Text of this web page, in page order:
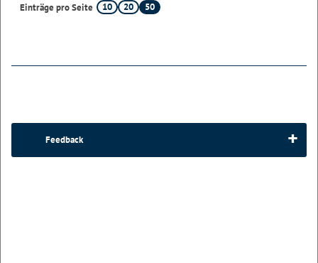
Einträge pro Seite
10 20 50
Feedback